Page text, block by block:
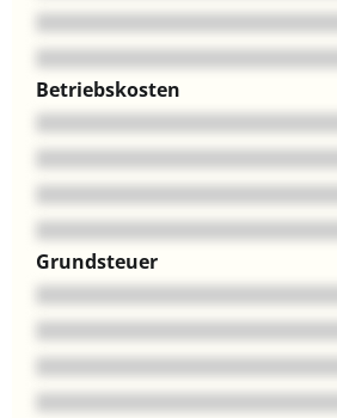
Betriebskosten
Grundsteuer